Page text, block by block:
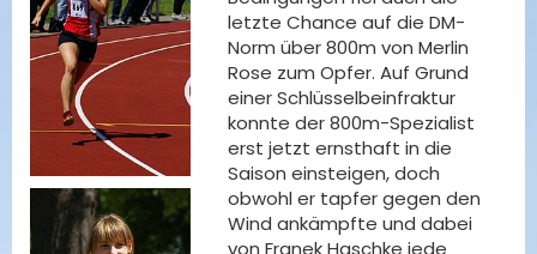
letzte Chance auf die DM-
Norm über 800m von Merlin
Rose zum Opfer. Auf Grund
einer Schlüsselbeinfraktur
konnte der 800m-Spezialist
erst jetzt ernsthaft in die
Saison einsteigen, doch
obwohl er tapfer gegen den
Wind ankämpfte und dabei
von Franek Haschke jede